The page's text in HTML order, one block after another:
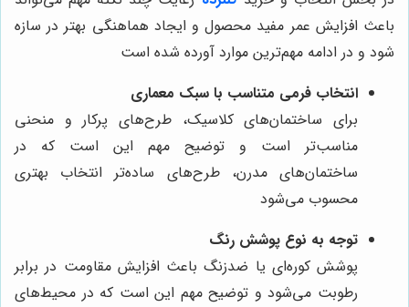
باعث افزایش عمر مفید محصول و ایجاد هماهنگی بهتر در سازه
شود و در ادامه مهم‌ترین موارد آورده شده است
انتخاب فرمی متناسب با سبک معماری
برای ساختمان‌های کلاسیک، طرح‌های پرکار و منحنی
مناسب‌تر است و توضیح مهم این است که در
ساختمان‌های مدرن، طرح‌های ساده‌تر انتخاب بهتری
محسوب می‌شود
توجه به نوع پوشش رنگ
پوشش کوره‌ای یا ضدزنگ باعث افزایش مقاومت در برابر
رطوبت می‌شود و توضیح مهم این است که در محیط‌های